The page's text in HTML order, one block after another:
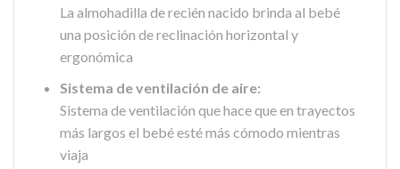
La almohadilla de recién nacido brinda al bebé
una posición de reclinación horizontal y
ergonómica
Sistema de ventilación de aire:
Sistema de ventilación que hace que en trayectos
más largos el bebé esté más cómodo mientras
viaja